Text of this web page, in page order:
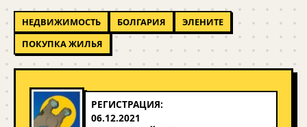
НЕДВИЖИМОСТЬ БОЛГАРИЯ
ЭЛЕНИТЕ
ПОКУПКА ЖИЛЬЯ
РЕГИСТРАЦИЯ:
06.12.2021